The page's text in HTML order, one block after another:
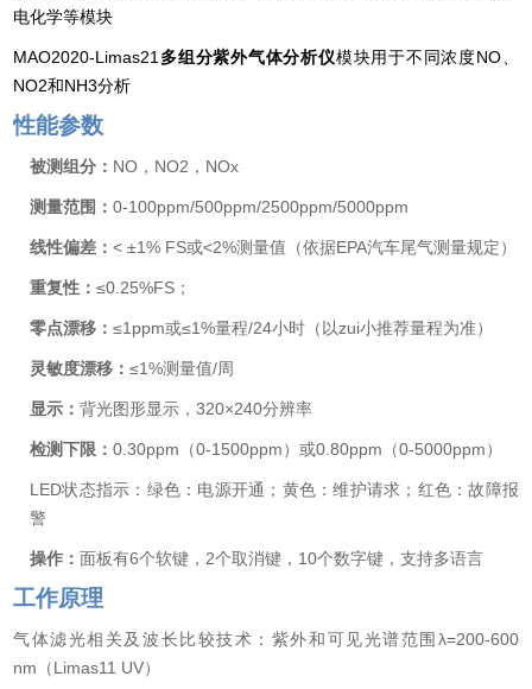
电化学等模块
MAO2020-Limas21多组分紫外气体分析仪模块用于不同浓度NO、
NO2和NH3分析
性能参数
被测组分： NO ， NO2 ， NOx
测量范围：0-100ppm/500ppm/2500ppm/5000ppm
线性偏差：< ±1% FS或<2%测量值（依据EPA汽车尾气测量规定）
重复性：≤0.25%FS ；
零点漂移：≤1ppm或≤1%量程/24小时（以zui小推荐量程为准）
灵敏度漂移：≤1%测量值/周
显示：背光图形显示，320×240分辨率
检测下限：0.30ppm （0-1500ppm）或0.80ppm （0-5000ppm）
LED状态指示：绿色：电源开通；黄色：维护请求；红色：故障报
警
操作：面板有6个软键，2个取消键， 10个数字键，支持多语言
工作原理
气体滤光相关及波长比较技术：紫外和可见光谱范围λ=200-600
nm（Limas11 UV）